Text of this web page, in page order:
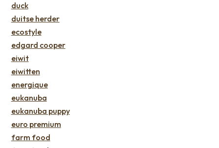
duck
duitse herder
ecostyle
edgard cooper
eiwit
eiwitten
energique
eukanuba
eukanuba puppy
euro premium
farm food